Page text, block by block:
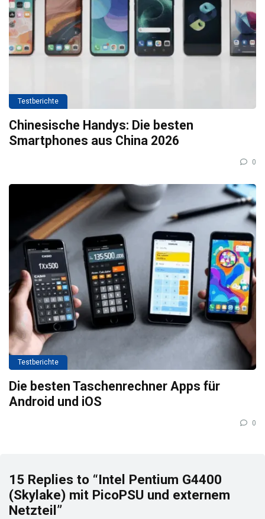
Testberichte
Chinesische Handys: Die besten
Smartphones aus China 2026
0
Testberichte
Die besten Taschenrechner Apps für
Android und iOS
0
15 Replies to “Intel Pentium G4400
(Skylake) mit PicoPSU und externem
Netzteil”